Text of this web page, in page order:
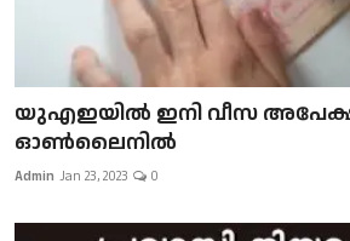
യുഎഇയിൽ ഇനി വീസ
ഓൺലൈനിൽ
Admin Jan 23, 2023 0